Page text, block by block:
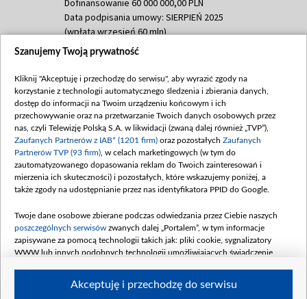
Dofinansowanie 60 000 000,00 PLN
Data podpisania umowy: SIERPIEŃ 2025
(wpłata wrzesień 60 mln)
Dofinansowanie 635 783 051,21 PLN
(wpłata wrzesień 100 mln, październik 350
mln, listopad 265 mln)
Dofinansowanie 48 862 000,00 PLN
Data podpisania umowy: GRUDZIEŃ 2025
(wpłata grudzień 60,548 mln)
Dofinansowanie 900 000 000,00 PLN
Data podpisania umowy: LUTY 2026 (wpłata
kwiecień 180 mln, 7 maja 180 mln, 8
czerwca 90 mln)
Dofinansowanie 250 000 000,00 PLN
4 sierpnia 250 mln
Szanujemy Twoją prywatność
Kliknij "Akceptuję i przechodzę do serwisu", aby wyrazić zgody na
korzystanie z technologii automatycznego śledzenia i zbierania danych,
dostęp do informacji na Twoim urządzeniu końcowym i ich
przechowywanie oraz na przetwarzanie Twoich danych osobowych przez
nas, czyli Telewizję Polską S.A. w likwidacji (zwaną dalej również „TVP”),
Zaufanych Partnerów z IAB* (1201 firm) oraz pozostałych Zaufanych
Partnerów TVP (93 firm) , w celach marketingowych (w tym do
zautomatyzowanego dopasowania reklam do Twoich zainteresowań i
mierzenia ich skuteczności) i pozostałych, które wskazujemy poniżej, a
także zgody na udostępnianie przez nas identyfikatora PPID do Google.
Twoje dane osobowe zbierane podczas odwiedzania przez Ciebie naszych
poszczególnych serwisów zwanych dalej „Portalem”, w tym informacje
zapisywane za pomocą technologii takich jak: pliki cookie, sygnalizatory
WWW lub innych podobnych technologii umożliwiających świadczenie
Akceptuję i przechodzę do serwisu